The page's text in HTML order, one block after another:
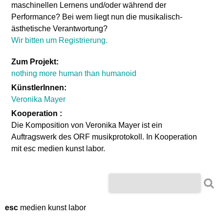
maschinellen Lernens und/oder während der
Performance? Bei wem liegt nun die musikalisch-
ästhetische Verantwortung?
Wir bitten um Registrierung.
Zum Projekt:
nothing more human than humanoid
KünstlerInnen:
Veronika Mayer
Kooperation :
Die Komposition von Veronika Mayer ist ein
Auftragswerk des ORF musikprotokoll. In Kooperation
mit esc medien kunst labor.
c
h
esc medien kunst labor